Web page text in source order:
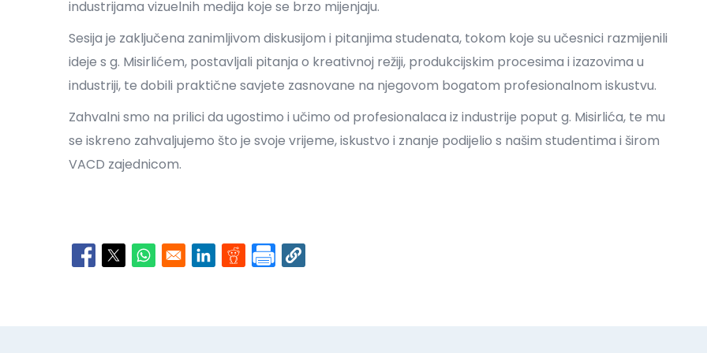
industrijama vizuelnih medija koje se brzo mijenjaju.
Sesija je zaključena zanimljivom diskusijom i pitanjima studenata, tokom koje su učesnici razmijenili
ideje s g. Misirlićem, postavljali pitanja o kreativnoj režiji, produkcijskim procesima i izazovima u
industriji, te dobili praktične savjete zasnovane na njegovom bogatom profesionalnom iskustvu.
Zahvalni smo na prilici da ugostimo i učimo od profesionalaca iz industrije poput g. Misirlića, te mu
se iskreno zahvaljujemo što je svoje vrijeme, iskustvo i znanje podijelio s našim studentima i širom
VACD zajednicom.
Opens in a new window
Opens in a new window
Opens in a new window
Opens in a new window
Opens in a new window